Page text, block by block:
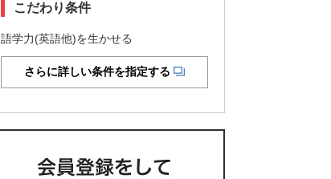
こだわり条件
語学力(英語他)を生かせる
さらに詳しい条件を指定する